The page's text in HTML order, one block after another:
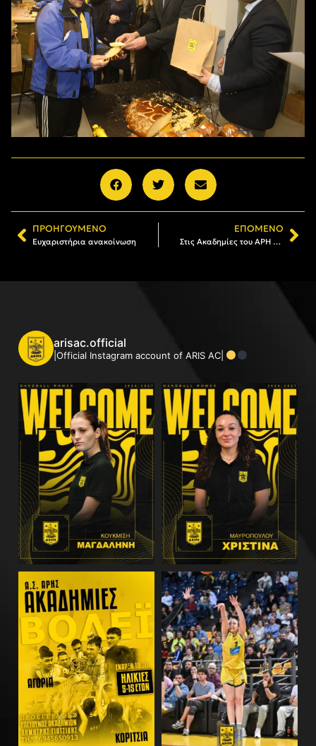
ΠΡΟΗΓΟΎΜΕΝΟ
Ευχαριστήρια ανακοίνωση
ΕΠΌΜΕΝΟ
Στις Ακαδημίες του ΑΡΗ το βιβλίο κατά της αθλητικής βίας και του σχολικού εκφοβισμού
arisac.official
|Official Instagram account of ARIS AC|